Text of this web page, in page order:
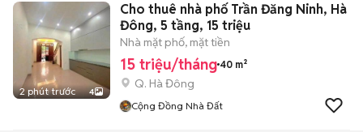
2 phút trước 4
Cho thuê nhà phố Trần Đăng Ninh, Hà
Đông, 5 tầng, 15 triệu
Nhà mặt phố, mặt tiền
15 triệu/tháng 40 m²
Q. Hà Đông
Cộng Đồng Nhà Đất